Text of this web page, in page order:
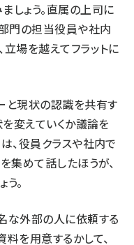
しょう。直属の上司に
門の担当役員や社内
場を越えてフラットに
と現状の認識を共有す
を変えていくか議論を
、役員クラスや社内で
集めて話したほうが、
。
な外部の人に依頼する
を用意するかして、